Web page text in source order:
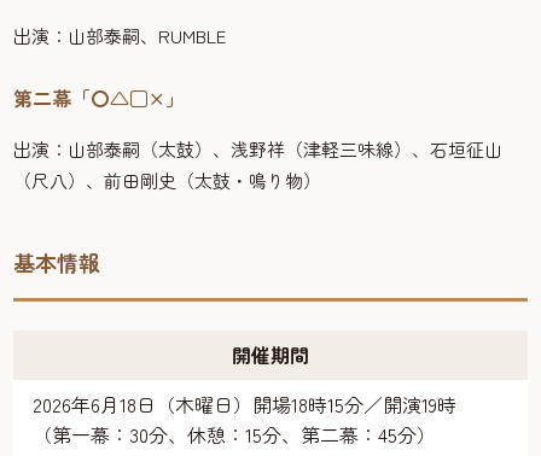
出演：山部泰嗣、RUMBLE
第二幕「〇△□×」
出演：山部泰嗣（太鼓）、浅野祥（津軽三味線）、石垣征山
（尺八）、前田剛史（太鼓・鳴り物）
基本情報
開催期間
2026年6月18日（木曜日）開場18時15分／開演19時
（第一幕：30分、休憩：15分、第二幕：45分）